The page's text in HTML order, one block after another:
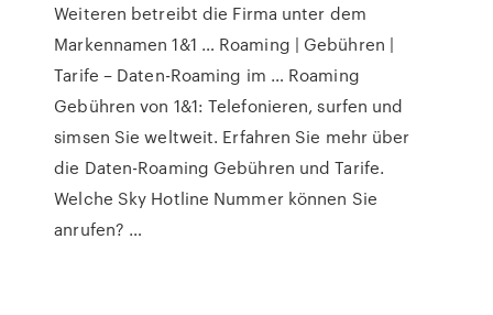
Weiteren betreibt die Firma unter dem
Markennamen 1&1 … Roaming | Gebühren |
Tarife – Daten-Roaming im … Roaming
Gebühren von 1&1: Telefonieren, surfen und
simsen Sie weltweit. Erfahren Sie mehr über
die Daten-Roaming Gebühren und Tarife.
Welche Sky Hotline Nummer können Sie
anrufen? …